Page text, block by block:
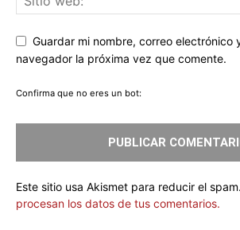
Guardar mi nombre, correo electrónico
navegador la próxima vez que comente.
Confirma que no eres un bot:
Este sitio usa Akismet para reducir el spam.
procesan los datos de tus comentarios.